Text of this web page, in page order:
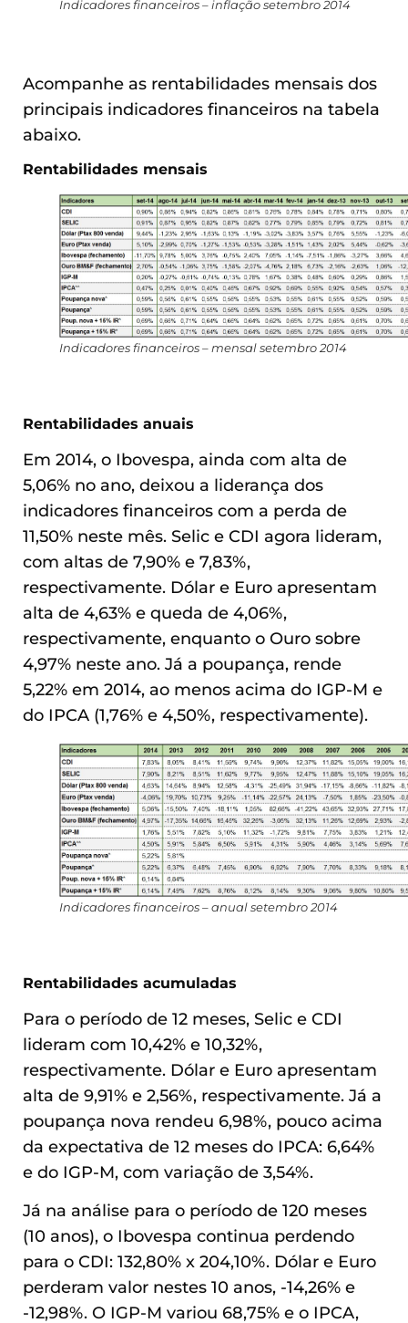
Indicadores financeiros – inflação setembro 2014
Acompanhe as rentabilidades mensais dos
principais indicadores financeiros na tabela
abaixo.
Rentabilidades mensais
Indicadores financeiros – mensal setembro 2014
Rentabilidades anuais
Em 2014, o Ibovespa, ainda com alta de
5,06% no ano, deixou a liderança dos
indicadores financeiros com a perda de
11,50% neste mês. Selic e CDI agora lideram,
com altas de 7,90% e 7,83%,
respectivamente. Dólar e Euro apresentam
alta de 4,63% e queda de 4,06%,
respectivamente, enquanto o Ouro sobre
4,97% neste ano. Já a poupança, rende
5,22% em 2014, ao menos acima do IGP-M e
do IPCA (1,76% e 4,50%, respectivamente).
Indicadores financeiros – anual setembro 2014
Rentabilidades acumuladas
Para o período de 12 meses, Selic e CDI
lideram com 10,42% e 10,32%,
respectivamente. Dólar e Euro apresentam
alta de 9,91% e 2,56%, respectivamente. Já a
poupança nova rendeu 6,98%, pouco acima
da expectativa de 12 meses do IPCA: 6,64%
e do IGP-M, com variação de 3,54%.
Já na análise para o período de 120 meses
(10 anos), o Ibovespa continua perdendo
para o CDI: 132,80% x 204,10%. Dólar e Euro
perderam valor nestes 10 anos, -14,26% e
-12,98%. O IGP-M variou 68,75% e o IPCA,